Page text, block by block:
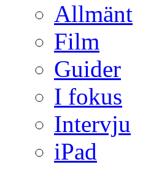
Allmänt
Film
Guider
I fokus
Intervju
iPad